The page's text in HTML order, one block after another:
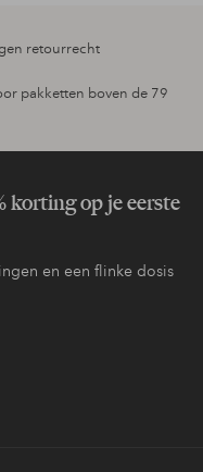
retourrecht
pakketten boven de 79
korting op je eerste
en een flinke dosis